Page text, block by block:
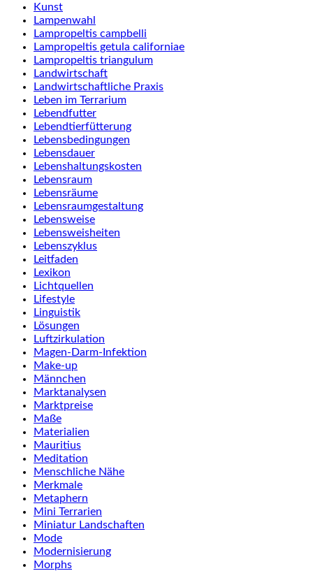
Kunst
Lampenwahl
Lampropeltis campbelli
Lampropeltis getula californiae
Lampropeltis triangulum
Landwirtschaft
Landwirtschaftliche Praxis
Leben im Terrarium
Lebendfutter
Lebendtierfütterung
Lebensbedingungen
Lebensdauer
Lebenshaltungskosten
Lebensraum
Lebensräume
Lebensraumgestaltung
Lebensweise
Lebensweisheiten
Lebenszyklus
Leitfaden
Lexikon
Lichtquellen
Lifestyle
Linguistik
Lösungen
Luftzirkulation
Magen-Darm-Infektion
Make-up
Männchen
Marktanalysen
Marktpreise
Maße
Materialien
Mauritius
Meditation
Menschliche Nähe
Merkmale
Metaphern
Mini Terrarien
Miniatur Landschaften
Mode
Modernisierung
Morphs